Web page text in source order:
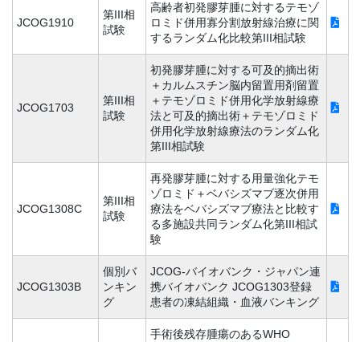
JCOG1910
第III相
試験
高齢者初発膠芽腫に対するテモゾ
ロミド併用寡分割放射線治療に関
するランダム化比較第III相試験
JCOG1703
第III相
試験
初発膠芽腫に対する可及的摘出術
＋カルムスチン脳内留置用剤留置
＋テモゾロミド併用化学放射線療
法と可及的摘出術＋テモゾロミド
併用化学放射線療法のランダム化
第III相試験
JCOG1308C
第III相
試験
再発膠芽腫に対する用量強化テモ
ゾロミド＋ベバシズマブ逐次併用
療法をベバシズマブ療法と比較す
る多施設共同ランダム化第III相試
験
JCOG1303B
個別バ
ンキン
グ
JCOG-バイオバンク・ジャパン連
携バイオバンク JCOG1303登録
患者の凍結組織・血液バンキング
手術後残存腫瘍のあるWHO